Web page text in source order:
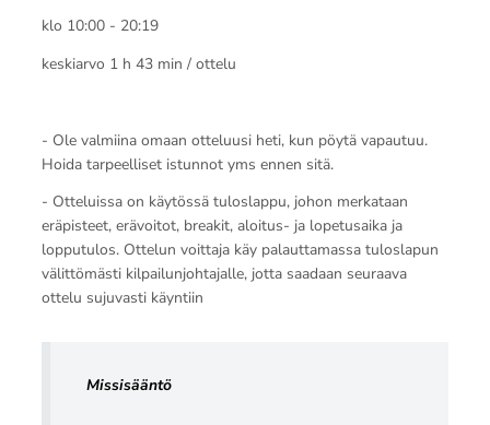
klo 10:00 - 20:19
keskiarvo 1 h 43 min / ottelu
- Ole valmiina omaan otteluusi heti, kun pöytä vapautuu.
Hoida tarpeelliset istunnot yms ennen sitä.
- Otteluissa on käytössä tuloslappu, johon merkataan
eräpisteet, erävoitot, breakit, aloitus- ja lopetusaika ja
lopputulos. Ottelun voittaja käy palauttamassa tuloslapun
välittömästi kilpailunjohtajalle, jotta saadaan seuraava
ottelu sujuvasti käyntiin
Missisääntö